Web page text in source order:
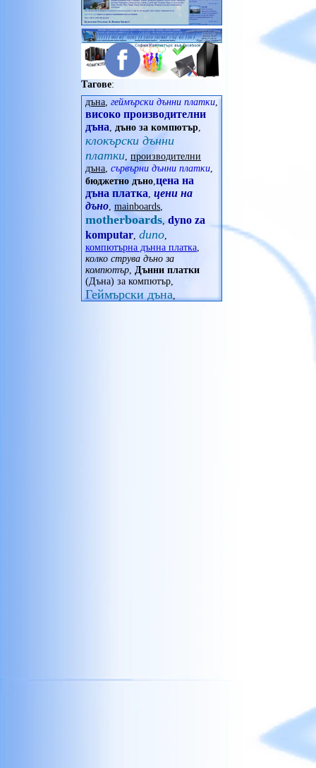
Seasonic
SHARKOON
Shuttle
Spire
Super Flower
SUPERMICRO
Thermalright
Thermaltake
Trendsonic
XIGMATEK
Xilence
XPG
Zalman
Zebra
или изберете
захранвания втора употреба
офис принадлежности
очила
принадлежности
радиостанции
рамка за снимка
сплитери
телескоп
уреди за дома
фитнес гривни
часовници
Тагове:
ДЪННИ ПЛАТКИ на
сокет 4189
дъна,геймърски дънни платки,
високо производителни
дъна,дъно за компютър,
клокърски дънни
платки
производителни
дъна,сървърни дънни платки
бюджетно дъно,цена на
дъна платка,цени на
дъно,mainboards,
motherboards
komputar
duno
компютърна дънна платка
колко струва дъно за
компютър,Дънни платки
(Дъна) за компютър,
Геймърски дъна
Сървърна дънна платка.
преносими компютри